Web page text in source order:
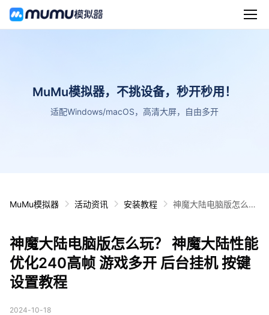
MuMu模拟器，不挑设备，秒开秒用！
适配Windows/macOS，高清大屏，自由多开
MuMu模拟器 活动资讯 安装教程
神魔大陆电脑版怎么
台挂机 按键设置教程
神魔大陆电脑版怎么玩？ 神魔大陆性能
优化240高帧 游戏多开 后台挂机 按键
设置教程
2024-10-18